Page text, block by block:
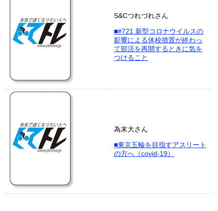
S&Cつれづれさん
■#721 新型コロナウイルスの
影響による休校措置が終わっ
て部活を再開するときに気を
つけること
為末大さん
■東京五輪を目指すアスリート
の方へ（covid-19）